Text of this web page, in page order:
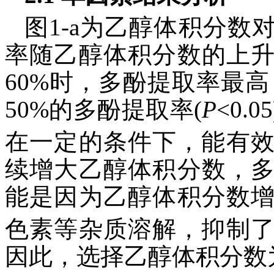
图1-a为乙醇体积分数
率随乙醇体积分数的上
60%时，多酚提取率最
50%的多酚提取率(P
在一定的条件下，能有
续增大乙醇体积分数，
能是因为乙醇体积分数
色素等杂质溶解，抑制
因此，选择乙醇体积分数